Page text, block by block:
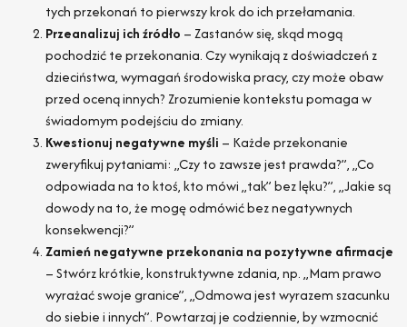
tych przekonań to pierwszy krok do ich przełamania.
Przeanalizuj ich źródło – Zastanów się, skąd mogą
pochodzić te przekonania. Czy wynikają z doświadczeń z
dzieciństwa, wymagań środowiska pracy, czy może obaw
przed oceną innych? Zrozumienie kontekstu pomaga w
świadomym podejściu do zmiany.
Kwestionuj negatywne myśli – Każde przekonanie
zweryfikuj pytaniami: „Czy to zawsze jest prawda?”, „Co
odpowiada na to ktoś, kto mówi „tak” bez lęku?”, „Jakie są
dowody na to, że mogę odmówić bez negatywnych
konsekwencji?”
Zamień negatywne przekonania na pozytywne afirmacje
– Stwórz krótkie, konstruktywne zdania, np. „Mam prawo
wyrażać swoje granice”, „Odmowa jest wyrazem szacunku
do siebie i innych”. Powtarzaj je codziennie, by wzmocnić